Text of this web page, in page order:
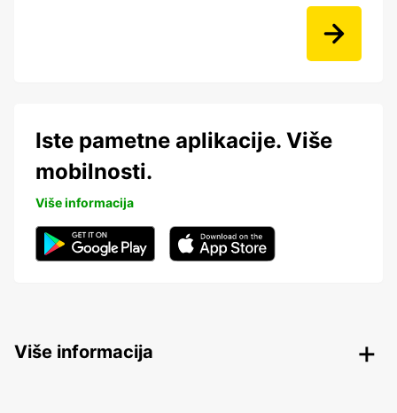
Iste pametne aplikacije. Više
mobilnosti.
Više informacija
Više informacija